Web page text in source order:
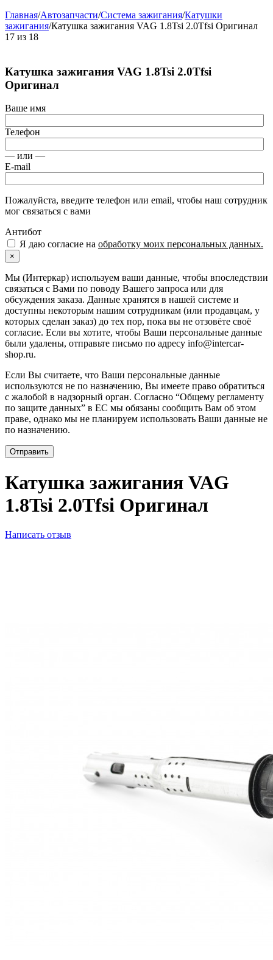
Главная/Автозапчасти/Система зажигания/Катушки
зажигания/Катушка зажигания VAG 1.8Tsi 2.0Tfsi Оригинал
17 из 18
Катушка зажигания VAG 1.8Tsi 2.0Tfsi
Оригинал
Ваше имя
Телефон
— или —
E-mail
Пожалуйста, введите телефон или email, чтобы наш сотрудник
мог связаться с вами
Антибот
Я даю согласие на обработку моих персональных данных.
×
Мы (Интеркар) используем ваши данные, чтобы впоследствии
связаться с Вами по поводу Вашего запроса или для
обсуждения заказа. Данные хранятся в нашей системе и
доступны некоторым нашим сотрудникам (или продавцам, у
которых сделан заказ) до тех пор, пока вы не отзовёте своё
согласие. Если вы хотите, чтобы Ваши персональные данные
были удалены, отправьте письмо по адресу info@intercar-
shop.ru.
Если Вы считаете, что Ваши персональные данные
используются не по назначению, Вы имеете право обратиться
с жалобой в надзорный орган. Согласно “Общему регламенту
по защите данных” в ЕС мы обязаны сообщить Вам об этом
праве, однако мы не планируем использовать Ваши данные не
по назначению.
Отправить
Катушка зажигания VAG
1.8Tsi 2.0Tfsi Оригинал
Написать отзыв